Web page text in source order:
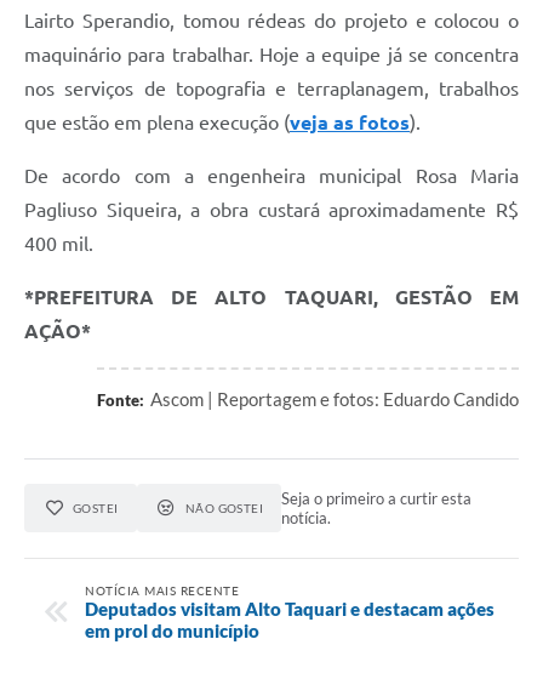
Lairto Sperandio, tomou rédeas do projeto e colocou o
maquinário para trabalhar. Hoje a equipe já se concentra
nos serviços de topografia e terraplanagem, trabalhos
que estão em plena execução (veja as fotos).
De acordo com a engenheira municipal Rosa Maria
Pagliuso Siqueira, a obra custará aproximadamente R$
400 mil.
*PREFEITURA DE ALTO TAQUARI, GESTÃO EM
AÇÃO*
Fonte: Ascom | Reportagem e fotos: Eduardo Candido
GOSTEI NÃO GOSTEI
Seja o primeiro a curtir esta
notícia.
NOTÍCIA MAIS RECENTE
Deputados visitam Alto Taquari e destacam ações
em prol do município